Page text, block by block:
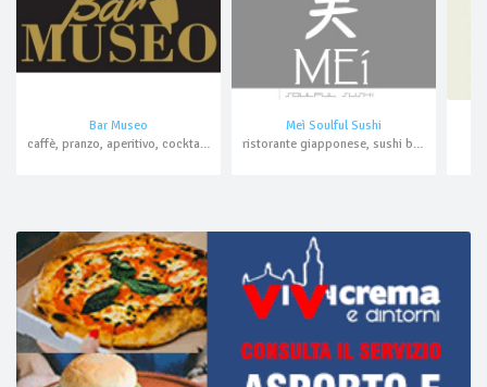
Bar Museo
caffè, pranzo, aperitivo, cocktail bar
Meì Soulful Sushi
ristorante giapponese, sushi bar, aperitivo, cocktail bar, asporto, domicilio